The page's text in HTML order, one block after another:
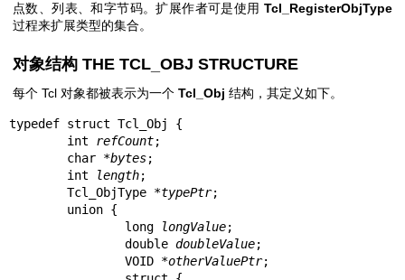
点数、列表、和字节码。扩展作者可是使用 Tcl_RegisterObjType
过程来扩展类型的集合。
对象结构 THE TCL_OBJ STRUCTURE
每个 Tcl 对象都被表示为一个 Tcl_Obj 结构，其定义如下。
typedef struct Tcl_Obj {
	int
refCount;
	char *
bytes;
	int
length;
	Tcl_ObjType *
typePtr;
		long
longValue;
		double
doubleValue;
		VOID *
otherValuePtr;